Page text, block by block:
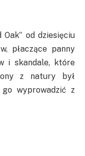
Oak” od dziesięciu
płaczące panny
i skandale, które
z natury był
wyprowadzić z